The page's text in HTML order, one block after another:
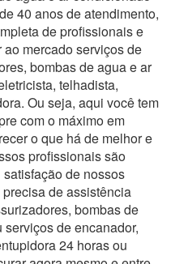
40 anos de atendimento,
de profissionais e
mercado serviços de
bombas de agua e ar
telhadista,
Ou seja, aqui você tem
com o máximo em
o que há de melhor e
profissionais são
de nossos
de assistência
bombas de
de encanador,
24 horas ou